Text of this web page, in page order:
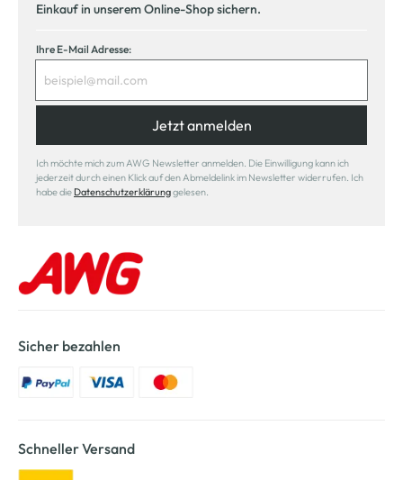
Einkauf in unserem Online-Shop sichern.
Ihre E-Mail Adresse:
Jetzt anmelden
Ich möchte mich zum AWG Newsletter anmelden. Die Einwilligung kann ich
jederzeit durch einen Klick auf den Abmeldelink im Newsletter widerrufen. Ich
habe die Datenschutzerklärunggelesen.
Sicher bezahlen
Schneller Versand